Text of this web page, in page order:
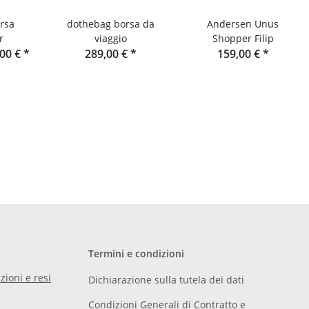
€*
dothebag borsa da
viaggio
289,00 €*
Andersen Unus
Shopper Filip
159,00 €*
e resi
Termini e condizioni
Dichiarazione sulla tutela dei dati
Condizioni Generali di Contratto e